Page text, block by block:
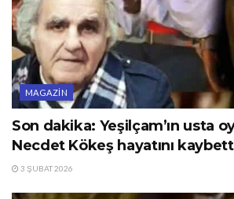
MAGAZIN
Son dakika: Yeşilçam’ın usta
Necdet Kökeş hayatını
3 ŞUBAT 2026